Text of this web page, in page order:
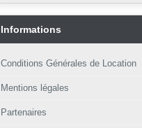
Informations
Conditions Générales de Location
Mentions légales
Partenaires